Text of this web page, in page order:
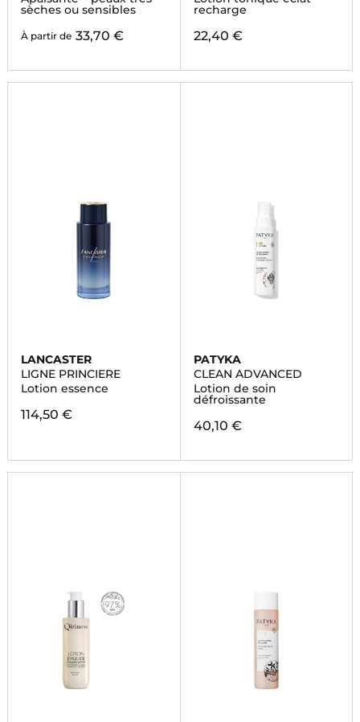
sèches ou sensibles
À partir de 33,70 €
recharge
22,40 €
LANCASTER
LIGNE PRINCIERE
Lotion essence
114,50 €
PATYKA
CLEAN ADVANCED
Lotion de soin
défroissante
40,10 €